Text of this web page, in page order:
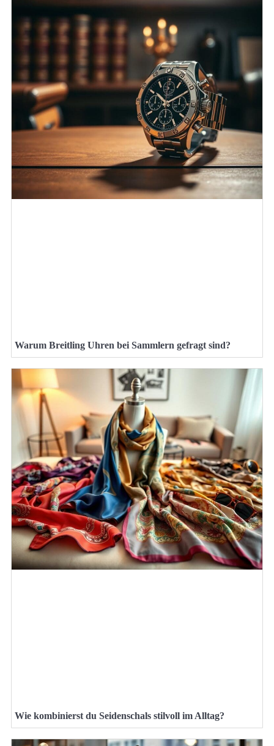
Warum Breitling Uhren bei Sammlern gefragt sind?
Wie kombinierst du Seidenschals stilvoll im Alltag?